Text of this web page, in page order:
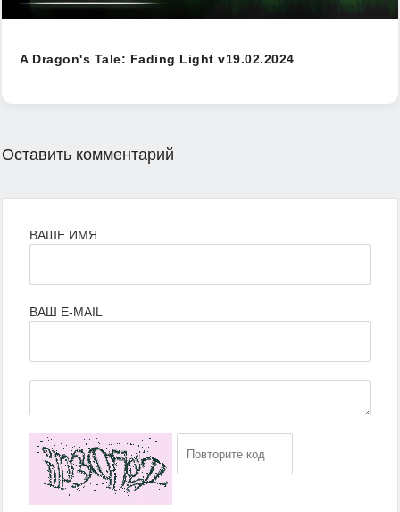
A Dragon's Tale: Fading Light v19.02.2024
Оставить комментарий
ВАШЕ ИМЯ
ВАШ E-MAIL